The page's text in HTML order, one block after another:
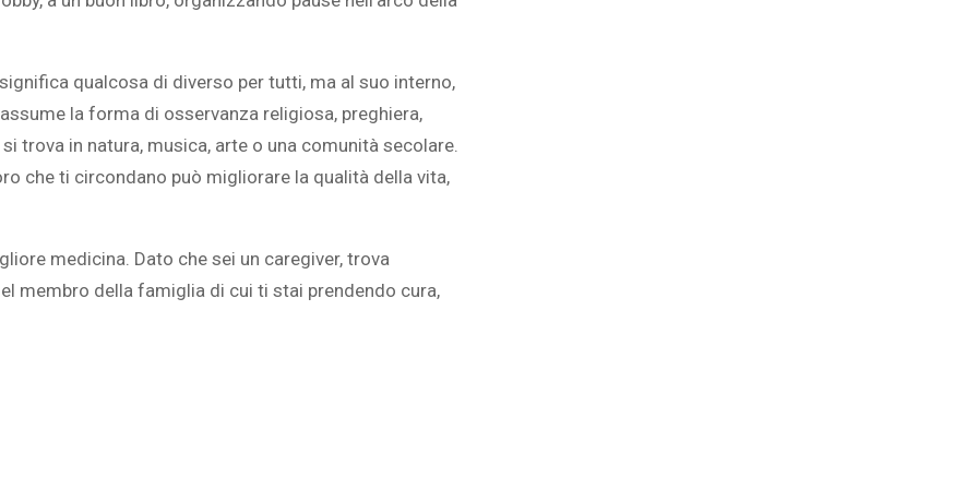
qualcosa di diverso per tutti, ma al suo interno,
la forma di osservanza religiosa, preghiera,
trova in natura, musica, arte o una comunità secolare.
che ti circondano può migliorare la qualità della vita,
medicina. Dato che sei un caregiver, trova
membro della famiglia di cui ti stai prendendo cura,